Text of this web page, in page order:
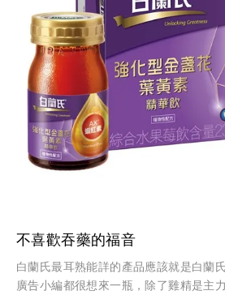
不喜歡吞藥的福音
白蘭氏最耳熟能詳的產品應該就是白蘭
廣告小編都很想來一瓶，除了雞精是主